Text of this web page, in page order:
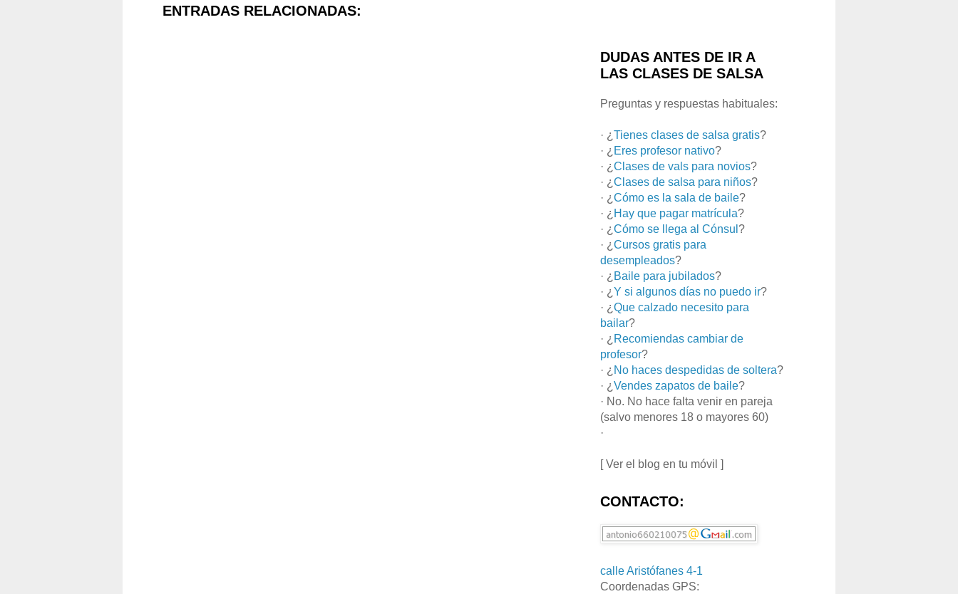
ENTRADAS RELACIONADAS:
DUDAS ANTES DE IR A
LAS CLASES DE SALSA
Preguntas y respuestas habituales:
· ¿ Tienes clases de salsa gratis?
· ¿ Eres profesor nativo?
· ¿ Clases de vals para novios?
· ¿ Clases de salsa para niños?
· ¿ Cómo es la sala de baile?
· ¿ Hay que pagar matrícula?
· ¿ Cómo se llega al Cónsul ?
· ¿ Cursos gratis para
desempleados?
· ¿ Baile para jubilados?
· ¿ Y si algunos días no puedo ir?
· ¿ Que calzado necesito para
bailar?
· ¿ Recomiendas cambiar de
profesor?
· ¿ No haces despedidas de soltera?
· ¿ Vendes zapatos de baile?
· No. No hace falta venir en pareja
(salvo menores 18 o mayores 60)
·
[ Ver el blog en tu móvil ]
CONTACTO:
calle Aristófanes 4-1
Coordenadas GPS: